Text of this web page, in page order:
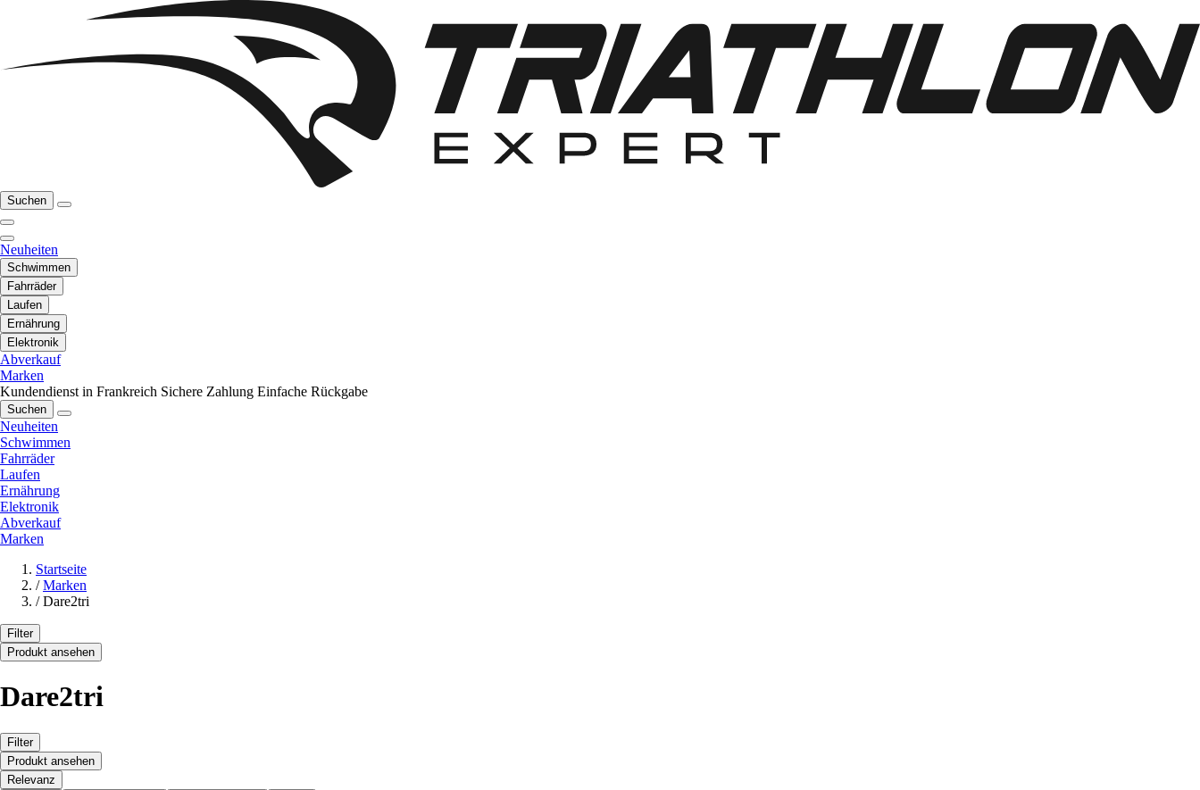
Suchen
Neuheiten
Schwimmen
Fahrräder
Laufen
Ernährung
Elektronik
Abverkauf
Marken
Kundendienst in Frankreich Sichere Zahlung Einfache Rückgabe
Suchen
Neuheiten
Schwimmen
Fahrräder
Laufen
Ernährung
Elektronik
Abverkauf
Marken
Startseite
/ Marken
/ Dare2tri
Filter
Produkt ansehen
Dare2tri
Filter
Produkt ansehen
Relevanz